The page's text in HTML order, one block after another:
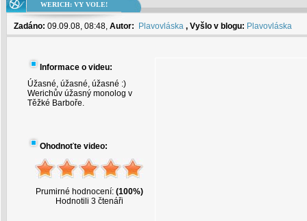
WERICH: VY VOLE!
Zadáno: 09.09.08, 08:48, Autor: Plavovláska , Vyšlo v blogu: Plavovláska
Informace o videu:
Úžasné, úžasné, úžasné :)
Werichův úžasný monolog v
Těžké Barboře.
Ohodnoťte video:
Prumirné hodnocení: (100%)
Hodnotili 3 čtenáři